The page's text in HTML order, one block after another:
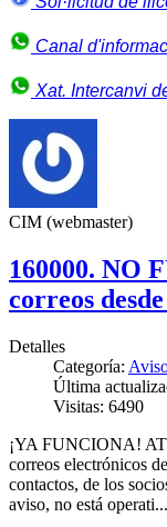
Canal
Xat. Intercanvi
CIM (webmaster)
160000. NO
correos
Detalles
Categoría:
Última
Visitas: 6490
¡YA FUNCIONA!
correos electrónicos
contactos, de los
aviso, no está operati...